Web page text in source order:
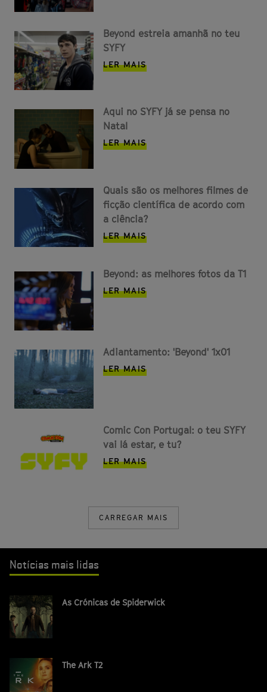
Beyond estreia amanhã no teu
SYFY
LER MAIS
Aqui no SYFY já se pensa no
Natal
LER MAIS
Quais são os melhores filmes de
ficção científica de acordo com
a ciência?
LER MAIS
Beyond: as melhores fotos da T1
LER MAIS
Adiantamento: 'Beyond' 1x01
LER MAIS
Comic Con Portugal: o teu SYFY
vai lá estar, e tu?
LER MAIS
CARREGAR MAIS
Notícias mais lidas
As Crónicas de Spiderwick
The Ark T2